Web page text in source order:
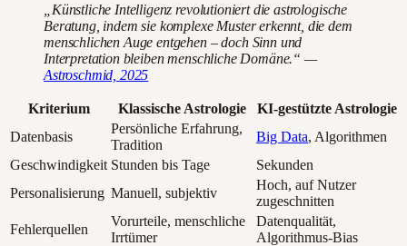
„Künstliche Intelligenz revolutioniert die astrologische
Beratung, indem sie komplexe Muster erkennt, die dem
menschlichen Auge entgehen – doch Sinn und
Interpretation bleiben menschliche Domäne.“ —
Astroschmid, 2025
Kriterium Klassische Astrologie
KI-gestützte Astrologie
Datenbasis
Persönliche Erfahrung,
Tradition
Big Data, Algorithmen
Geschwindigkeit Stunden bis Tage
Sekunden
Personalisierung Manuell, subjektiv
Hoch, auf Nutzer
zugeschnitten
Fehlerquellen
Vorurteile, menschliche
Irrtümer
Datenqualität,
Algorithmus-Bias